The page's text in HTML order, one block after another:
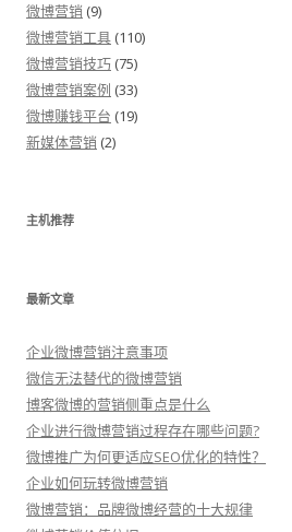
微博营销 (9)
微博营销工具 (110)
微博营销技巧 (75)
微博营销案例 (33)
微博赚钱平台 (19)
新媒体营销 (2)
主机推荐
最新文章
企业微博营销注意事项
微信无法替代的微博营销
博客微博的营销侧重点是什么
企业进行微博营销过程存在哪些问题?
微博推广为何更适应SEO优化的特性？
企业如何玩转微博营销
微博营销：品牌微博经营的十大规律